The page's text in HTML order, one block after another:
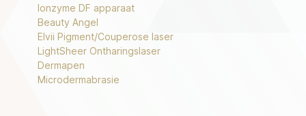
Ionzyme DF apparaat
Beauty Angel
Elvii Pigment/Couperose laser
LightSheer Ontharingslaser
Dermapen
Microdermabrasie